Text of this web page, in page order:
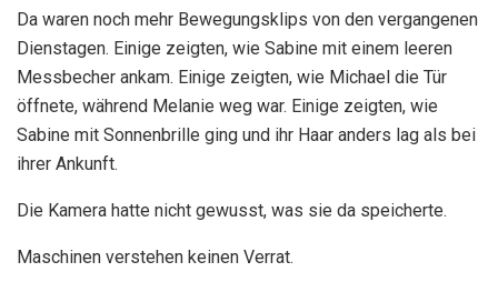
Da waren noch mehr Bewegungsklips von den vergangenen
Dienstagen. Einige zeigten, wie Sabine mit einem leeren
Messbecher ankam. Einige zeigten, wie Michael die Tür
öffnete, während Melanie weg war. Einige zeigten, wie
Sabine mit Sonnenbrille ging und ihr Haar anders lag als bei
ihrer Ankunft.
Die Kamera hatte nicht gewusst, was sie da speicherte.
Maschinen verstehen keinen Verrat.